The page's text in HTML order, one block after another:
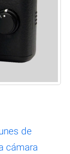
de
cámara